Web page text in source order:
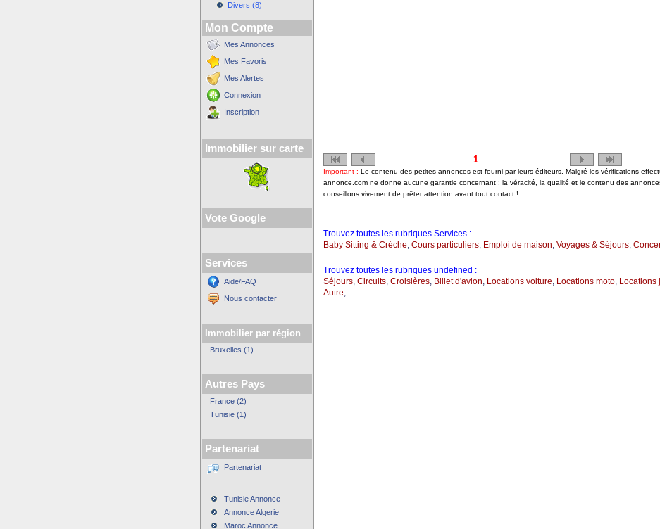
Divers (8)
Mon Compte
Mes Annonces
Mes Favoris
Mes Alertes
Connexion
Inscription
Immobilier sur carte
Vote Google
Services
Aide/FAQ
Nous contacter
Immobilier par région
Bruxelles (1)
Autres Pays
France (2)
Tunisie (1)
Partenariat
Partenariat
Tunisie Annonce
Annonce Algerie
Maroc Annonce
1
Important : Le contenu des petites annonces est fourni par leurs éditeurs. Malgré les vérifications
annonce.com ne donne aucune garantie concernant : la véracité, la qualité et le contenu des
conseillons vivement de prêter attention avant tout contact !
Trouvez toutes les rubriques Services :
Baby Sitting & Créche, Cours particuliers, Emploi de maison, Voyages & Séjours,
Trouvez toutes les rubriques undefined :
Séjours, Circuits, Croisières, Billet d'avion, Locations voiture, Locations moto, Locations
Autre,